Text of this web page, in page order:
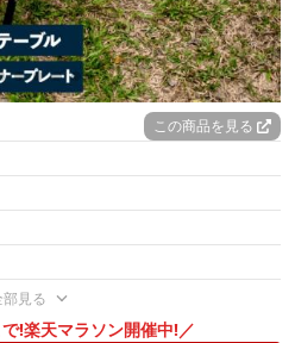
この商品を見る
部見る
!楽天マラソン開催中!／